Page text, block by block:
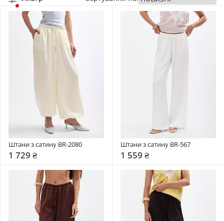
Штани з сатину BR-2080
1 729 ₴
Штани з сатину BR-567
1 559 ₴